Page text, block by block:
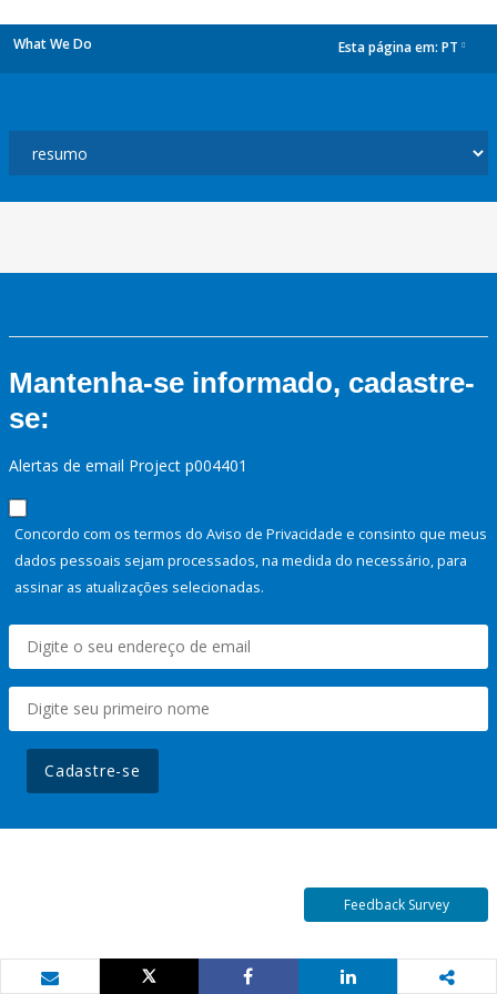
What We Do Esta página em: PT
Mantenha-se informado, cadastre-
se:
Alertas de email Project p004401
Concordo com os termos do Aviso de Privacidade e consinto que meus
dados pessoais sejam processados, na medida do necessário, para
assinar as atualizações selecionadas.
Cadastre-se
Feedback Survey